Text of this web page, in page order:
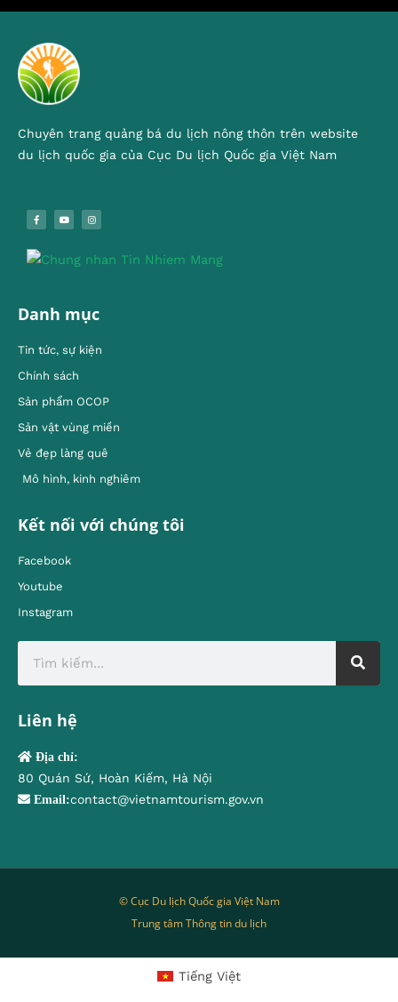
Chuyên trang quảng bá du lịch nông thôn trên website
du lịch quốc gia của Cục Du lịch Quốc gia Việt Nam
Danh mục
Tin tức, sự kiện
Chính sách
Sản phẩm OCOP
Sản vật vùng miền
Vẻ đẹp làng quê
Mô hình, kinh nghiêm
Kết nối với chúng tôi
Facebook
Youtube
Instagram
Liên hệ
Địa chỉ:
80 Quán Sứ, Hoàn Kiếm, Hà Nội
Email:contact@vietnamtourism.gov.vn
© Cục Du lịch Quốc gia Việt Nam
Trung tâm Thông tin du lịch
Tiếng Việt